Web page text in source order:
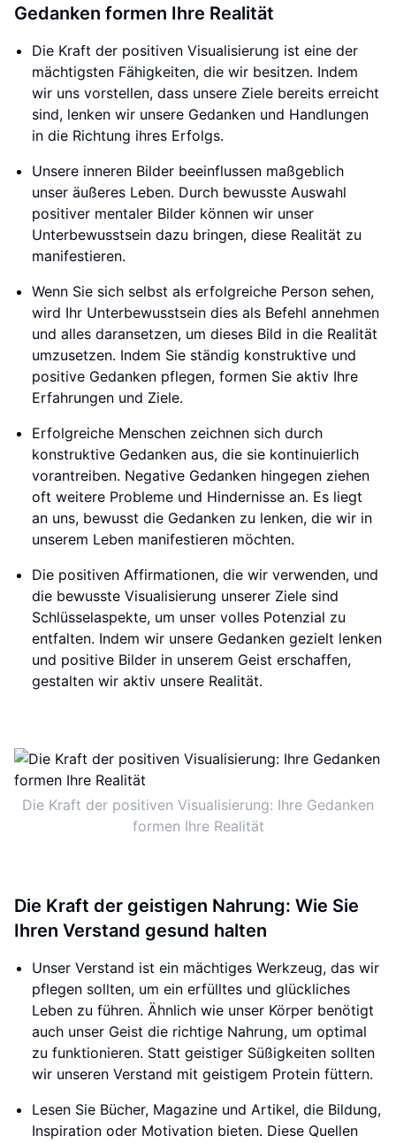
Gedanken formen Ihre Realität
Die Kraft der positiven Visualisierung ist eine der
mächtigsten Fähigkeiten, die wir besitzen. Indem
wir uns vorstellen, dass unsere Ziele bereits erreicht
sind, lenken wir unsere Gedanken und Handlungen
in die Richtung ihres Erfolgs.
Unsere inneren Bilder beeinflussen maßgeblich
unser äußeres Leben. Durch bewusste Auswahl
positiver mentaler Bilder können wir unser
Unterbewusstsein dazu bringen, diese Realität zu
manifestieren.
Wenn Sie sich selbst als erfolgreiche Person sehen,
wird Ihr Unterbewusstsein dies als Befehl annehmen
und alles daransetzen, um dieses Bild in die Realität
umzusetzen. Indem Sie ständig konstruktive und
positive Gedanken pflegen, formen Sie aktiv Ihre
Erfahrungen und Ziele.
Erfolgreiche Menschen zeichnen sich durch
konstruktive Gedanken aus, die sie kontinuierlich
vorantreiben. Negative Gedanken hingegen ziehen
oft weitere Probleme und Hindernisse an. Es liegt
an uns, bewusst die Gedanken zu lenken, die wir in
unserem Leben manifestieren möchten.
Die positiven Affirmationen, die wir verwenden, und
die bewusste Visualisierung unserer Ziele sind
Schlüsselaspekte, um unser volles Potenzial zu
entfalten. Indem wir unsere Gedanken gezielt lenken
und positive Bilder in unserem Geist erschaffen,
gestalten wir aktiv unsere Realität.
Die Kraft der positiven Visualisierung: Ihre Gedanken
formen Ihre Realität
Die Kraft der geistigen Nahrung: Wie Sie
Ihren Verstand gesund halten
Unser Verstand ist ein mächtiges Werkzeug, das wir
pflegen sollten, um ein erfülltes und glückliches
Leben zu führen. Ähnlich wie unser Körper benötigt
auch unser Geist die richtige Nahrung, um optimal
zu funktionieren. Statt geistiger Süßigkeiten sollten
wir unseren Verstand mit geistigem Protein füttern.
Lesen Sie Bücher, Magazine und Artikel, die Bildung,
Inspiration oder Motivation bieten. Diese Quellen